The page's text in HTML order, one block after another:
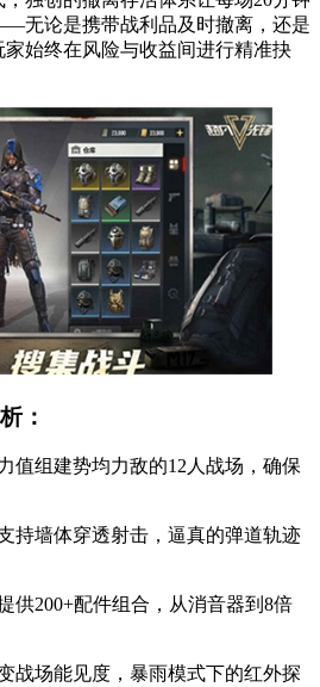
无论是携带战利品及时撤离，还是
始终在风险与收益间进行精准抉
：
值组建势均力敌的12人战场，确保
持墙体穿透射击，逼真的弹道轨迹
供200+配件组合，从消音器到8倍
战场能见度，暴雨模式下的红外探